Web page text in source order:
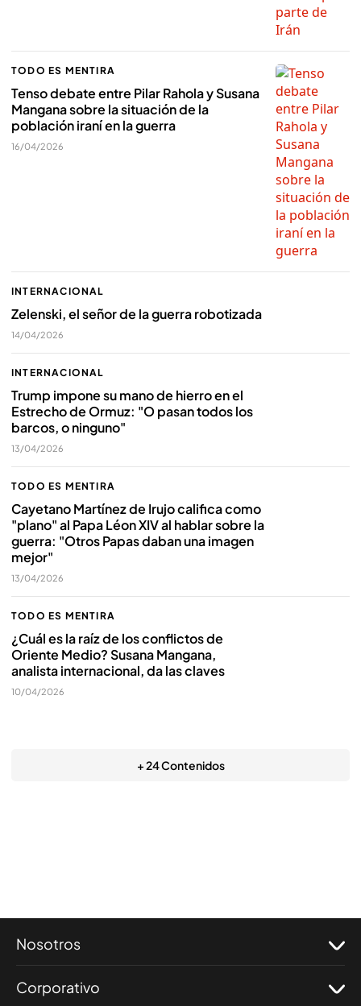
TODO ES MENTIRA
Tenso debate entre Pilar Rahola y Susana
Mangana sobre la situación de la
población iraní en la guerra
16/04/2026
INTERNACIONAL
Zelenski, el señor de la guerra robotizada
14/04/2026
INTERNACIONAL
Trump impone su mano de hierro en el
Estrecho de Ormuz: "O pasan todos los
barcos, o ninguno"
13/04/2026
TODO ES MENTIRA
Cayetano Martínez de Irujo califica como
"plano" al Papa Léon XIV al hablar sobre la
guerra: "Otros Papas daban una imagen
mejor"
13/04/2026
TODO ES MENTIRA
¿Cuál es la raíz de los conflictos de
Oriente Medio? Susana Mangana,
analista internacional, da las claves
10/04/2026
+ 24 Contenidos
Nosotros
Corporativo